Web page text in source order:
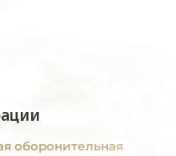
оборонительная